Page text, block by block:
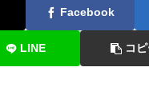
Facebook
LINE コ